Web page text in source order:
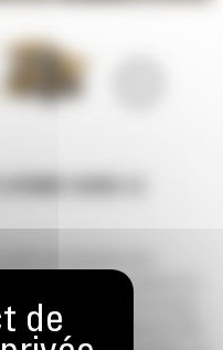
et a depuis fait ses preuves sur
le premier à combiner un niveau
physique de pointe pour offrir